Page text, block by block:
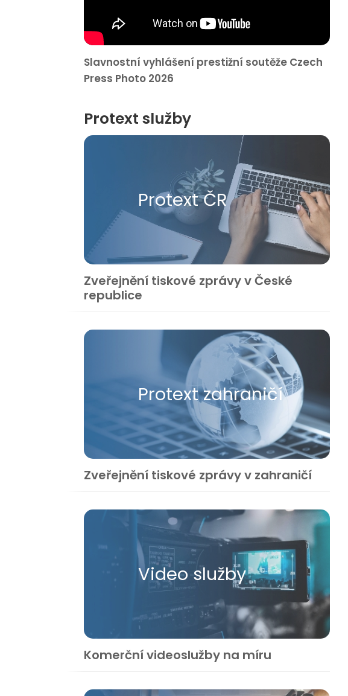
Slavnostní vyhlášení prestižní soutěže Czech
Press Photo 2026
Protext služby
Protext ČR
Zveřejnění tiskové zprávy v České
republice
Protext zahraničí
Zveřejnění tiskové zprávy v zahraničí
Video služby
Komerční videoslužby na míru